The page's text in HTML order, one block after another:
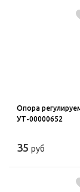
Опора
УТ-00000652
35 руб